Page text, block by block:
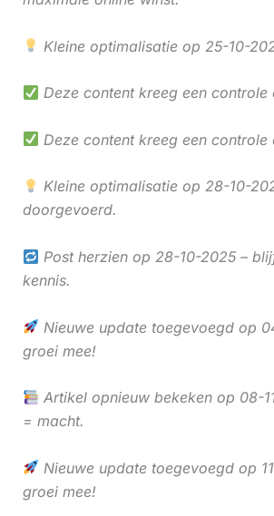
Kleine optimalisatie op 25-10-
Deze content kreeg een controle
Deze content kreeg een controle
Kleine optimalisatie op 28-10-
doorgevoerd.
Post herzien op 28-10-2025 –
kennis.
Nieuwe update toegevoegd op
groei mee!
Artikel opnieuw bekeken op 08-
= macht.
Nieuwe update toegevoegd op
groei mee!